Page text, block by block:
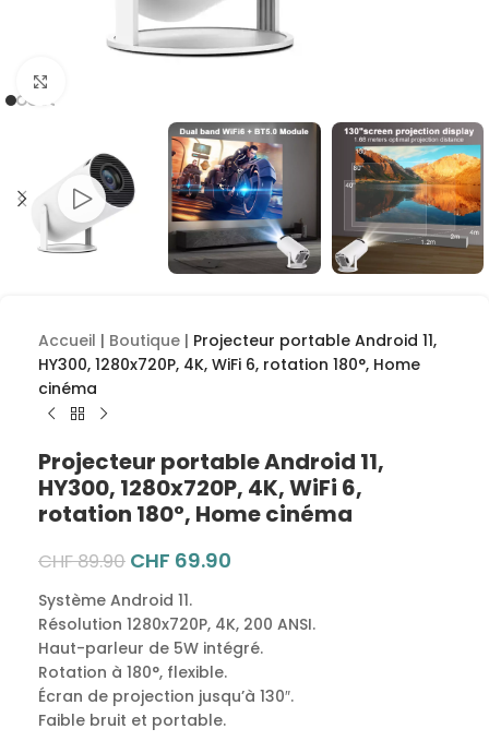
Accueil | Boutique | Projecteur portable Android 11,
HY300, 1280x720P, 4K, WiFi 6, rotation 180°, Home
cinéma
Projecteur portable Android 11,
HY300, 1280x720P, 4K, WiFi 6,
rotation 180°, Home cinéma
CHF89.90 CHF 69.90
Système Android 11.
Résolution 1280x720P, 4K, 200 ANSI.
Haut-parleur de 5W intégré.
Rotation à 180°, flexible.
Écran de projection jusqu’à 130″.
Faible bruit et portable.